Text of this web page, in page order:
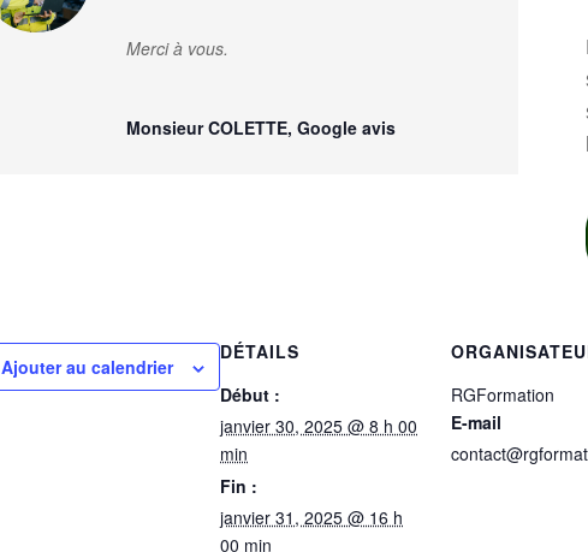
Merci à vous.
Monsieur COLETTE, Google avis
Ajouter au calendrier
DÉTAILS
Début :
janvier 30, 2025 @ 8 h 00
min
Fin :
janvier 31, 2025 @ 16 h
00 min
RGFormation
E-mail